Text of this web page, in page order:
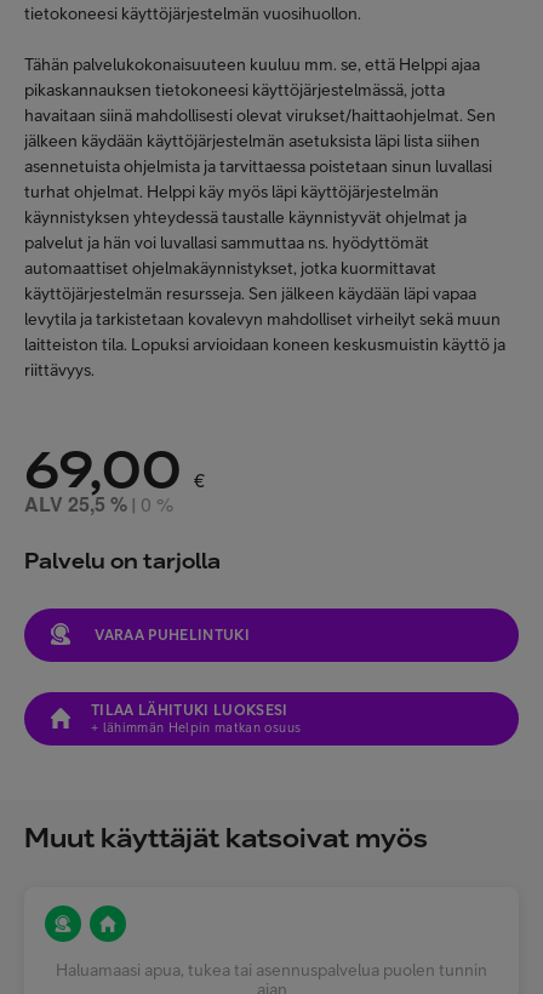
tietokoneesi käyttöjärjestelmän vuosihuollon.
Tähän palvelukokonaisuuteen kuuluu mm. se, että Helppi ajaa
pikaskannauksen tietokoneesi käyttöjärjestelmässä, jotta
havaitaan siinä mahdollisesti olevat virukset/haittaohjelmat. Sen
jälkeen käydään käyttöjärjestelmän asetuksista läpi lista siihen
asennetuista ohjelmista ja tarvittaessa poistetaan sinun luvallasi
turhat ohjelmat. Helppi käy myös läpi käyttöjärjestelmän
käynnistyksen yhteydessä taustalle käynnistyvät ohjelmat ja
palvelut ja hän voi luvallasi sammuttaa ns. hyödyttömät
automaattiset ohjelmakäynnistykset, jotka kuormittavat
käyttöjärjestelmän resursseja. Sen jälkeen käydään läpi vapaa
levytila ja tarkistetaan kovalevyn mahdolliset virheilyt sekä muun
laitteiston tila. Lopuksi arvioidaan koneen keskusmuistin käyttö ja
riittävyys.
69,00 €
ALV 25,5 % 0 %
Palvelu on tarjolla
VARAA PUHELINTUKI
TILAA LÄHITUKI LUOKSESI
+ lähimmän Helpin matkan osuus
Muut käyttäjät katsoivat myös
Haluamaasi apua, tukea tai asennuspalvelua puolen tunnin
ajan